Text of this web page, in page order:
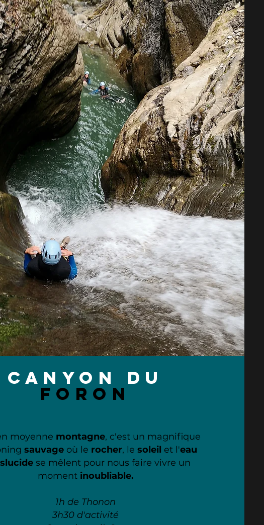
canyon du
foron
moyenne montagne, c'est un magnifique
sauvage où le rocher, le soleil et l'eau
se mêlent pour nous faire vivre un
moment inoubliable.
1h de Thonon
3h30 d'activité